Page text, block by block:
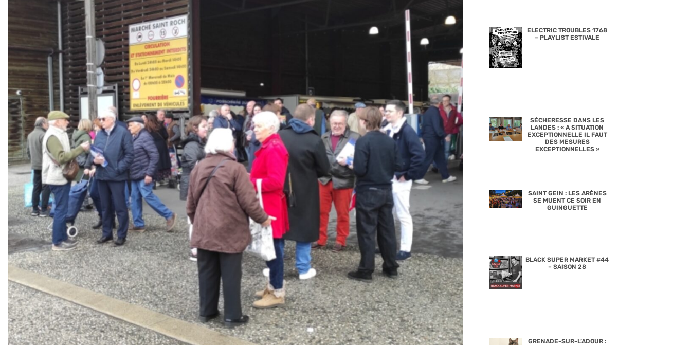
ELECTRIC TROUBLES 1768
– PLAYLIST ESTIVALE
SÉCHERESSE DANS LES
LANDES : « A SITUATION
EXCEPTIONNELLE IL FAUT
DES MESURES
EXCEPTIONNELLES »
SAINT GEIN : LES ARÈNES
SE MUENT CE SOIR EN
GUINGUETTE
BLACK SUPER MARKET #44
– SAISON 28
GRENADE-SUR-L’ADOUR :